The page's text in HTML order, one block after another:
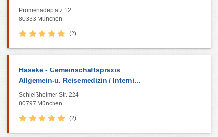
Promenadeplatz 12
80333 München
(2)
Haseke - Gemeinschaftspraxis
Allgemein-u. Reisemedizin / Interni...
Schleißheimer Str. 224
80797 München
(2)